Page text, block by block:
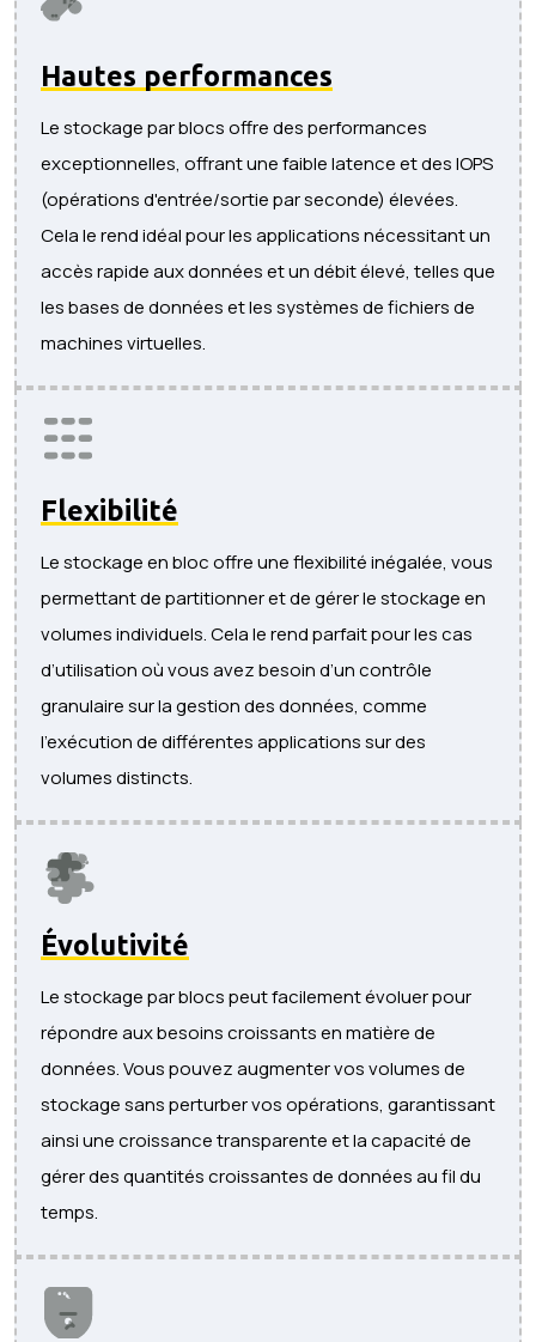
Hautes performances
Le stockage par blocs offre des performances
exceptionnelles, offrant une faible latence et des IOPS
(opérations d'entrée/sortie par seconde) élevées.
Cela le rend idéal pour les applications nécessitant un
accès rapide aux données et un débit élevé, telles que
les bases de données et les systèmes de fichiers de
machines virtuelles.
Flexibilité
Le stockage en bloc offre une flexibilité inégalée, vous
permettant de partitionner et de gérer le stockage en
volumes individuels. Cela le rend parfait pour les cas
d’utilisation où vous avez besoin d’un contrôle
granulaire sur la gestion des données, comme
l’exécution de différentes applications sur des
volumes distincts.
Évolutivité
Le stockage par blocs peut facilement évoluer pour
répondre aux besoins croissants en matière de
données. Vous pouvez augmenter vos volumes de
stockage sans perturber vos opérations, garantissant
ainsi une croissance transparente et la capacité de
gérer des quantités croissantes de données au fil du
temps.